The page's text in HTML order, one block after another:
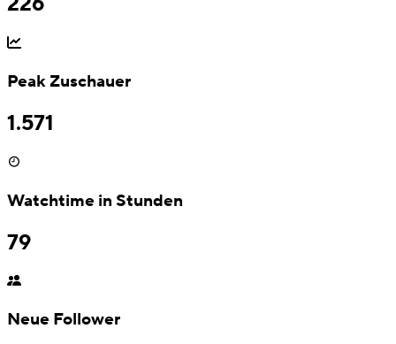
Peak Zuschauer
1.571
Watchtime in Stunden
79
Neue Follower